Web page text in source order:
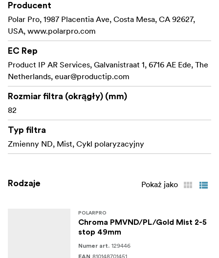
2-5-stopniowa zmienna ND:** Bezproblemowa
regulacja redukcji światła w zakresie od 2 do 5
stopni, zapewniająca pełną kontrolę nad ekspozycją
fotografowania z długim czasem naświetlania i
filmowania przy szerokiej przysłonie.
Zintegrowany filtr polaryzacyjny:** Redukuje
odblaski z powierzchni odbijających światło, takich
nasycenie kolorów, dzięki czemu zdjęcia są żywe i
pełne szczegółów.
Dyfuzja złotej mgiełki:** Dodaje ciepłą, złotą
tworząc gładki, kinowy wygląd bez utraty ostrości i
wyrazistości.
Zerowa polaryzacja krzyżowa:** Unika
niepożądanego "wzoru X" widocznego w niektórych
filtrach ND, zapewniając równomierną, czystą
redukcję światła w całym kadrze.
Producent
Polar Pro, 1987 Placentia Ave, Costa Mesa, CA 92627,
USA, www.polarpro.com
EC Rep
Product IP AR Services, Galvanistraat 1, 6716 AE Ede, The
Netherlands, euar@productip.com
Rozmiar filtra (okrągły) (mm)
82
Typ filtra
Zmienny ND, Mist, Cykl polaryzacyjny
Rodzaje Pokaż jako
POLARPRO
Chroma PMVND/PL/Gold Mist 2-5
stop 49mm
Numer art. 129446
EAN 810148701451